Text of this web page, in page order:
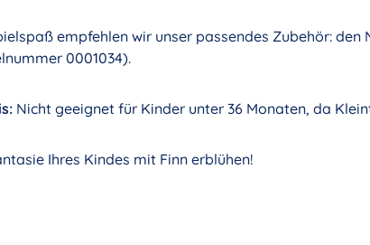
empfehlen wir unser passendes Zubehör:
0001034).
Nicht geeignet für Kinder unter 36 Monaten, da
Ihres Kindes mit Finn erblühen!